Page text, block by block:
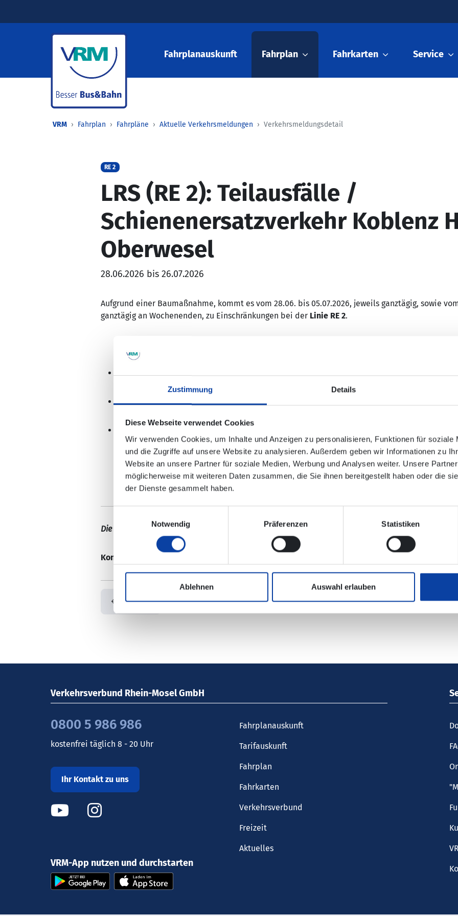
Zustimmung Details
Diese Webseite verwendet Cookies
Wir verwenden Cookies, um Inhalte und Anzeigen zu personalisieren, Funktionen für soziale
und die Zugriffe auf unsere Website zu analysieren. Außerdem geben wir Informationen zu
Website an unsere Partner für soziale Medien, Werbung und Analysen weiter. Unsere
möglicherweise mit weiteren Daten zusammen, die Sie ihnen bereitgestellt haben oder die
der Dienste gesammelt haben.
Notwendig
Präferenzen Statistiken
Ablehnen Auswahl erlauben
Fahrplanauskunft Fahrplan Fahrkarten Service
VRM Fahrplan Fahrpläne Aktuelle Verkehrsmeldungen Verkehrsmeldungsdetail
RE 2
LRS (RE 2): Teilausfälle /
Schienenersatzverkehr Koblenz
Oberwesel
28.06.2026 bis 26.07.2026
Aufgrund einer Baumaßnahme, kommt es vom 28.06. bis 05.07.2026, jeweils ganztägig, sowie vom
ganztägig an Wochenenden, zu Einschränkungen bei der Linie RE 2.
Es kommt zu Teilausfällen zwischen Koblenz Hbf und Oberwesel.
Ab 21 Uhr entfallen die Züge zwischen Koblenz Hbf und Mainz Hbf.
Bitte beachten Sie, dass die Haltestellen des Ersatzverkehrs nicht immer direkt an den
Lagepläne des SEV finden Sie aufwww.bahnhof.de.
Die Änderungen sind in der elektronischen Verbindungsauskunft enthalten!
Kontaktdaten:
Zurück
Verkehrsverbund Rhein-Mosel GmbH
0800 5 986 986
kostenfrei täglich 8 - 20 Uhr
Ihr Kontakt zu uns
VRM-App nutzen und durchstarten
Fahrplanauskunft
Tarifauskunft
Fahrplan
Fahrkarten
Verkehrsverbund
Freizeit
Aktuelles